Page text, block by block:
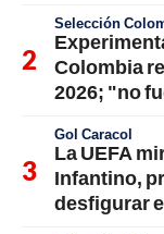
Selección
Colombia
2026; "no
Gol Caracol
La UEFA
Infantino,
desfigurar